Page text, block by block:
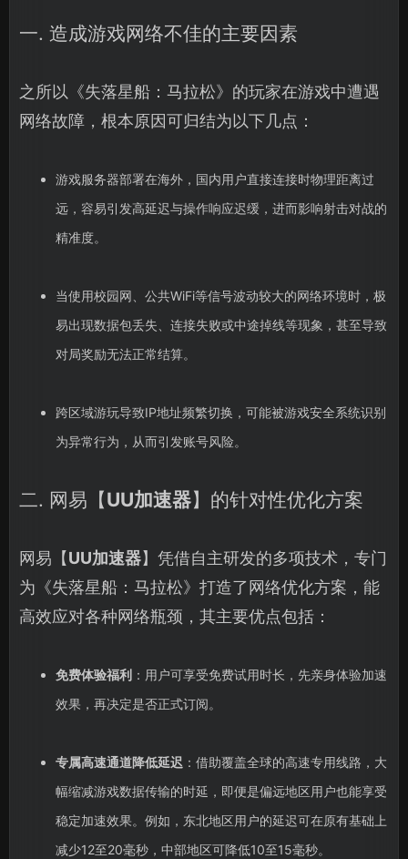
一. 造成游戏网络不佳的主要因素
之所以《失落星船：马拉松》的玩家在游戏中遭遇
网络故障，根本原因可归结为以下几点：
游戏服务器部署在海外，国内用户直接连接时物理距离过
远，容易引发高延迟与操作响应迟缓，进而影响射击对战的
精准度。
当使用校园网、公共WiFi等信号波动较大的网络环境时，极
易出现数据包丢失、连接失败或中途掉线等现象，甚至导致
对局奖励无法正常结算。
跨区域游玩导致IP地址频繁切换，可能被游戏安全系统识别
为异常行为，从而引发账号风险。
二. 网易【UU加速器】的针对性优化方案
网易【UU加速器】凭借自主研发的多项技术，专门
为《失落星船：马拉松》打造了网络优化方案，能
高效应对各种网络瓶颈，其主要优点包括：
免费体验福利 ：用户可享受免费试用时长，先亲身体验加速
效果，再决定是否正式订阅。
专属高速通道降低延迟 ：借助覆盖全球的高速专用线路，大
幅缩减游戏数据传输的时延，即便是偏远地区用户也能享受
稳定加速效果。例如，东北地区用户的延迟可在原有基础上
减少12至20毫秒，中部地区可降低10至15毫秒。